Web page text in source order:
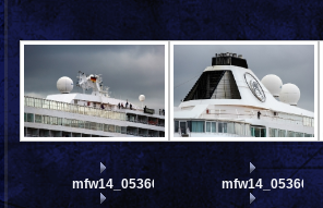
mfw14_053668
mfw14_053667